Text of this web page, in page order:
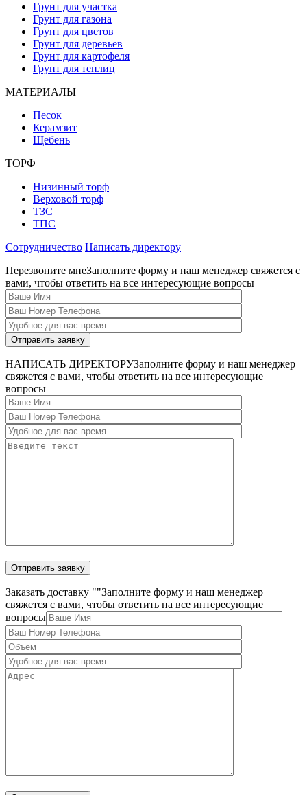
Грунт для участка
Грунт для газона
Грунт для цветов
Грунт для деревьев
Грунт для картофеля
Грунт для теплиц
МАТЕРИАЛЫ
Песок
Керамзит
Щебень
ТОРФ
Низинный торф
Верховой торф
ТЗС
ТПС
Сотрудничество Написать директору
Перезвоните мнеЗаполните форму и наш менеджер свяжется с
вами, чтобы ответить на все интересующие вопросы
НАПИСАТЬ ДИРЕКТОРУЗаполните форму и наш менеджер
свяжется с вами, чтобы ответить на все интересующие
вопросы
Заказать доставку ""Заполните форму и наш менеджер
свяжется с вами, чтобы ответить на все интересующие
вопросы